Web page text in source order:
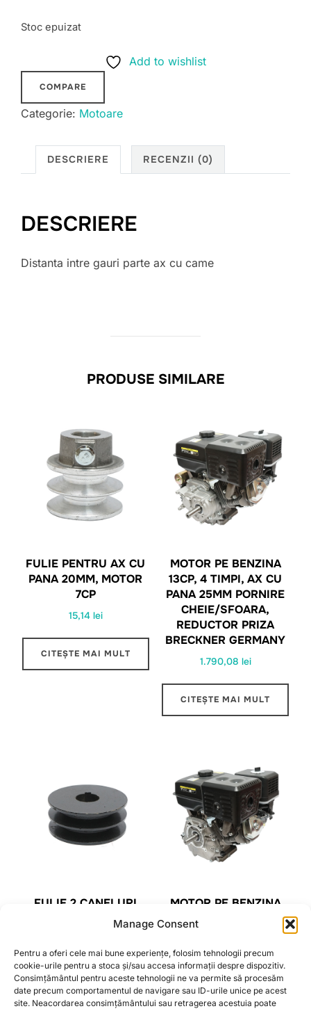
Manage Consent
Pentru a oferi cele mai bune experiențe, folosim tehnologii precum
cookie-urile pentru a stoca și/sau accesa informații despre dispozitiv.
Consimțământul pentru aceste tehnologii ne va permite să procesăm
date precum comportamentul de navigare sau ID-urile unice pe acest
site. Neacordarea consimțământului sau retragerea acestuia poate
Stoc epuizat
Add to wishlist
COMPARE
Categorie: Motoare
DESCRIERE RECENZII (0)
DESCRIERE
Distanta intre gauri parte ax cu came
PRODUSE SIMILARE
FULIE PENTRU AX CU
PANA 20MM, MOTOR
7CP
15,14 lei
CITEȘTE MAI MULT
MOTOR PE BENZINA
13CP, 4 TIMPI, AX CU
PANA 25MM PORNIRE
CHEIE/SFOARA,
REDUCTOR PRIZA
BRECKNER GERMANY
1.790,08 lei
CITEȘTE MAI MULT
FULIE 2 CANELURI
PENTRU MOTOR AX CU
PANA 25MM, MOTOR 13
CP
CITEȘTE MAI MULT
MOTOR PE BENZINA
13CP, 4 TIMPI, AX CU
PANA 25MM, PORNIRE
SFOARA BRECKNER
GERMANY
CITEȘTE MAI MULT